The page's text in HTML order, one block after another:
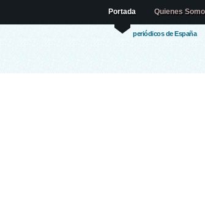
periódicos de España
Portada Quienes